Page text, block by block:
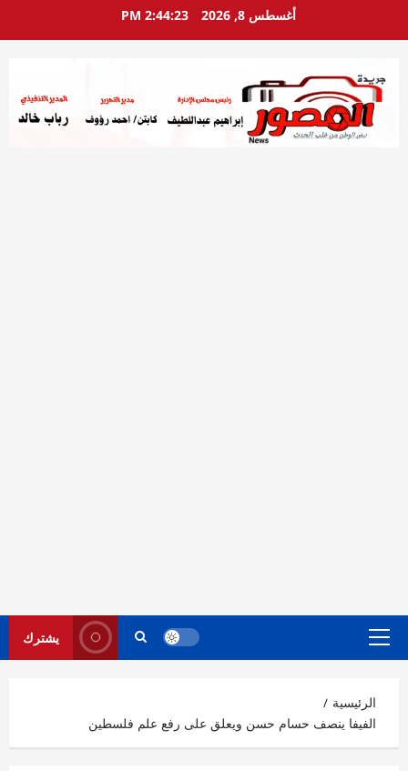
أغسطس 8, 2026 2:44:24 PM
القائمة
يشترك
الرئيسية
الفيفا ينصف حسام حسن ويعلق على رفع علم فلسطين